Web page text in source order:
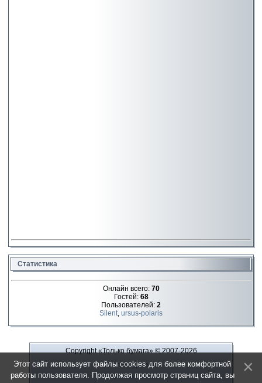
Статистика
Онлайн всего: 70
Гостей: 68
Пользователей: 2
Silent, ursus-polaris
Copyright «Только бумага»© 2007-2026
Рекламодателю
Обратная связь
Этот сайт использует файлы cookies для более комфортной
работы пользователя. Продолжая просмотр страниц сайта, вы